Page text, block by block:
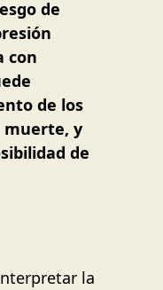
de
con
de los
muerte, y
de
la